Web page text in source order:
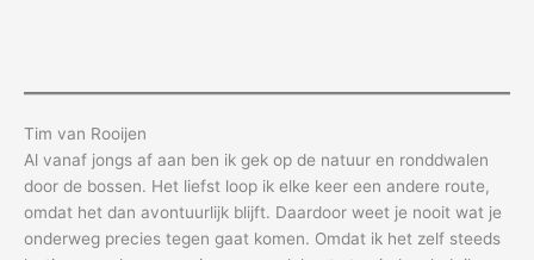
Tim van Rooijen
Al vanaf jongs af aan ben ik gek op de natuur en ronddwalen
door de bossen. Het liefst loop ik elke keer een andere route,
omdat het dan avontuurlijk blijft. Daardoor weet je nooit wat je
onderweg precies tegen gaat komen. Omdat ik het zelf steeds